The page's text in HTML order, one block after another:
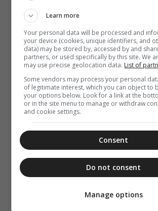
Learn more
Your personal data will be processed and
your device (cookies, unique identifiers, and
data) may be stored by, accessed by and
partners, or used specifically by this site. We
may use precise geolocation data. List of
Some vendors may process your personal
of legitimate interest, which you can object to
your options below. Look for a link at the
or in the site menu to manage or withdraw
and cookie settings.
Consent
Do not consent
Manage options